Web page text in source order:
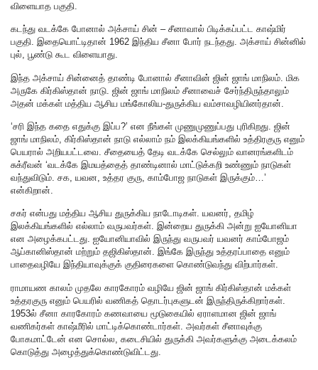
விளையாத பகுதி.
கடந்து வடக்கே போனால் அக்சாய் சின் – சீனாவால் பிடிக்கப்பட்ட காஷ்மிர்
பகுதி. இதையொட்டிதான் 1962 இந்திய சீனா போர் நடந்தது. அக்சாய் சின்னில்
புல், பூண்டு கூட விளையாது.
இந்த அக்சாய் சின்னைத் தாண்டி போனால் சீனாவின் ஜின் ஜாங் மாநிலம். மிக
அருகே கிர்கிஸ்தான் நாடு. ஜின் ஜாங் மாநிலம் சீனாவைச் சேர்ந்திருந்தாலும்
அதன் மக்கள் மத்திய ஆசிய மங்கோலிய-துருக்கிய வம்சாவழியினர்தான்.
‘சரி இந்த கதை எதுக்கு இப்ப?’ என நீங்கள் முணுமுணுப்பது புரிகிறது. ஜின்
ஜாங் மாநிலம், கிர்கிஸ்தான் நாடு எல்லாம் நம் இலக்கியங்களில் உத்திரகுரு எனும்
பெயரால் அறியபட்டவை. சீதையைத் தேடி வடக்கே செல்லும் வானரங்களிடம்
சுக்ரீவன் ‘வடக்கே இமயத்தைத் தாண்டினால் மாட்டுக்கறி உண்ணும் நாடுகள்
வந்துவிடும். சக, யவன, உத்தர குரு, காம்போஜ நாடுகள் இருக்கும்…’
என்கிறான்.
சகர் என்பது மத்திய ஆசிய துருக்கிய நாடோடிகள். யவனர், தமிழ்
இலக்கியங்களில் எல்லாம் வருபவர்கள். இன்றைய துருக்கி அன்று ஐயோனியா
என அழைக்கபட்டது. ஐயோனியாவில் இருந்து வருபவர் யவனர் காம்போஜம்
ஆப்கானிஸ்தான் மற்றும் தஜிகிஸ்தான். இங்கே இருந்து உத்தரப்பாதை எனும்
பாதைவழியே இந்தியாவுக்குக் குதிரைகளை கொண்டுவந்து விற்பார்கள்.
ராமாயண காலம் முதலே காரகோரம் வழியே ஜின் ஜாங் கிர்கிஸ்தான் மக்கள்
உத்தரகுரு எனும் பெயரில் வணிகத் தொடர்புகளுடன் இருந்திருக்கிறார்கள்.
1953ல் சீனா காரகோரம் கணவாயை மூடுகையில் ஏராளமான ஜின் ஜாங்
வணிகர்கள் காஷ்மீரில் மாட்டிக்கொண்டார்கள். அவர்கள் சீனாவுக்கு
போகமாட்டேன் என சொல்ல, கடைசியில் துருக்கி அவர்களுக்கு அடைக்கலம்
கொடுத்து அழைத்துக்கொண்டுவிட்டது.